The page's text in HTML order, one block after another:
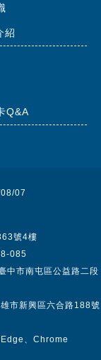
紹
Q&A
07
號4樓
085
市南屯區公益路二段
市新興區六合路188號
、Chrome